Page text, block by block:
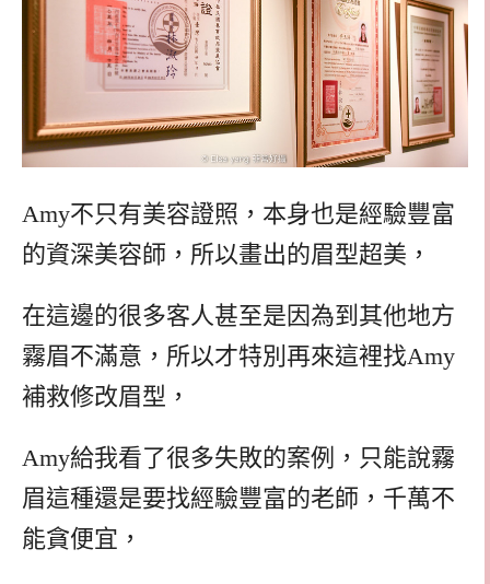
Amy不只有美容證照，本身也是經驗豐富
的資深美容師，所以畫出的眉型超美，
在這邊的很多客人甚至是因為到其他地方
霧眉不滿意，所以才特別再來這裡找Amy
補救修改眉型，
Amy給我看了很多失敗的案例，只能說霧
眉這種還是要找經驗豐富的老師，千萬不
能貪便宜，